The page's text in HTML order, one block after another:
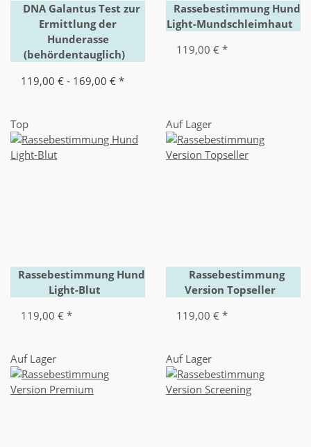
DNA Galantus Test zur
Ermittlung der
Hunderasse
(behördentauglich)
119,00 € - 169,00 € *
Rassebestimmung Hund
Light-Mundschleimhaut
119,00 € *
Top
Rassebestimmung Hund
Light-Blut
119,00 € *
Auf Lager
Rassebestimmung
Version Topseller
119,00 € *
Auf Lager Auf Lager